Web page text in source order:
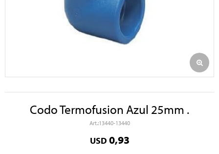
Codo Termofusion Azul 25mm .
13440-13440
USD 0,93